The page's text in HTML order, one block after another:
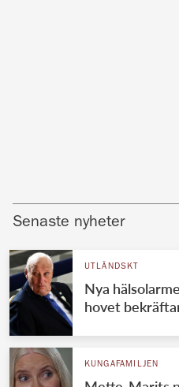
Senaste nyheter
UTLÄNDSKT
Nya
hovet
KUNGAFAMILJEN